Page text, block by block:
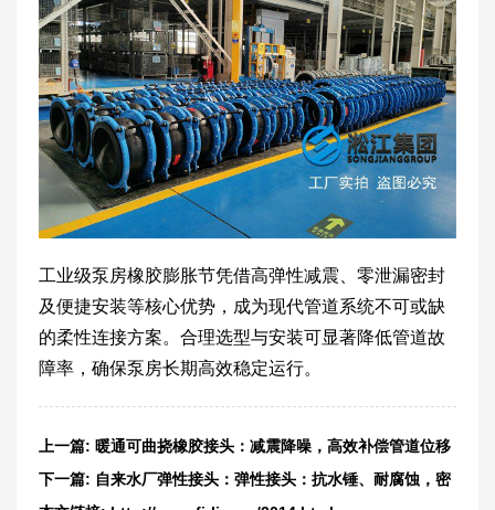
工业级泵房橡胶膨胀节凭借高弹性减震、零泄漏密封
及便捷安装等核心优势，成为现代管道系统不可或缺
的柔性连接方案。合理选型与安装可显著降低管道故
障率，确保泵房长期高效稳定运行。
上一篇: 暖通可曲挠橡胶接头：减震降噪，高效补偿管道位移
下一篇: 自来水厂弹性接头：弹性接头：抗水锤、耐腐蚀，密